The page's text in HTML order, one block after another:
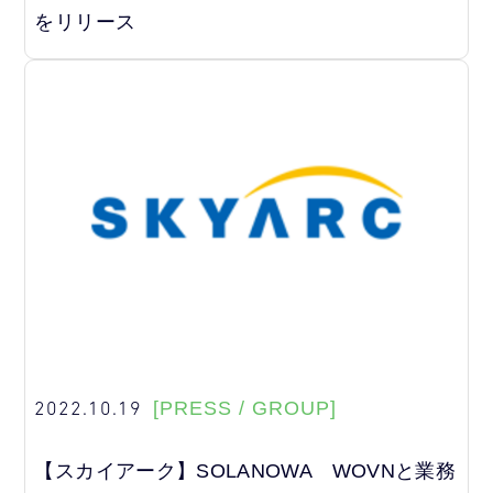
をリリース
2022.10.19 [PRESS / GROUP]
【スカイアーク】SOLANOWA WOVNと業務